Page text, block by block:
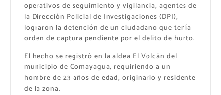
operativos de seguimiento y vigilancia, agentes de
la Dirección Policial de Investigaciones (DPI),
lograron la detención de un ciudadano que tenía
orden de captura pendiente por el delito de hurto.
El hecho se registró en la aldea El Volcán del
municipio de Comayagua, requiriendo a un
hombre de 23 años de edad, originario y residente
de la zona.